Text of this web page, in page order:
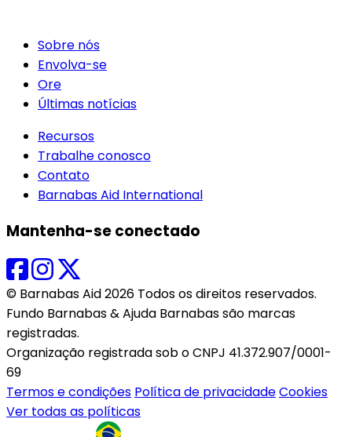
Sobre nós
Envolva-se
Ore
Últimas notícias
Recursos
Trabalhe conosco
Contato
Barnabas Aid International
Mantenha-se conectado
© Barnabas Aid 2026 Todos os direitos reservados.
Fundo Barnabas & Ajuda Barnabas são marcas
registradas.
Organização registrada sob o CNPJ 41.372.907/0001-
69
Termos e condições Política de privacidadeCookies
Ver todas as políticas